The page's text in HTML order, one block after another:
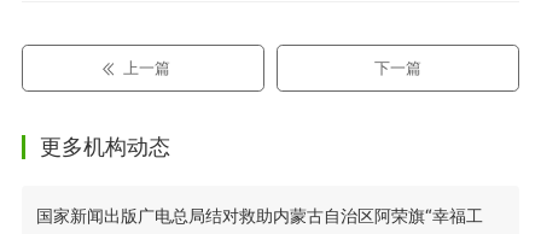
上一篇 下一篇
更多机构动态
国家新闻出版广电总局结对救助内蒙古自治区阿荣旗“幸福工